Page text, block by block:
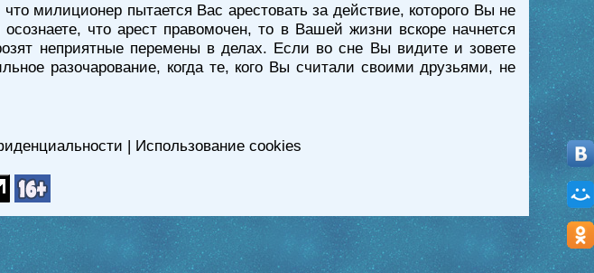
милиционер пытается Вас арестовать за действие, которого Вы не
что арест правомочен, то в Вашей жизни вскоре начнется
неприятные перемены в делах. Если во сне Вы видите и зовете
разочарование, когда те, кого Вы считали своими друзьями, не
| Использование cookies